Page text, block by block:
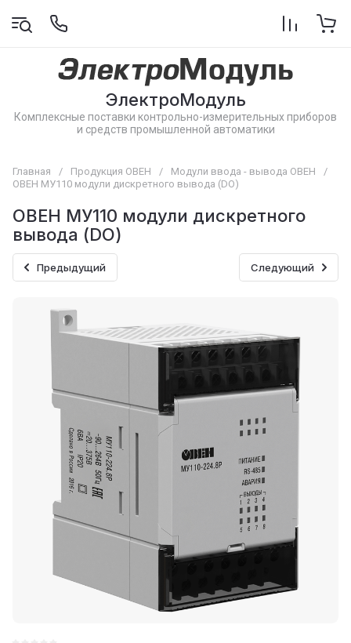
ЭлектроМодуль
Комплексные поставки контрольно-измерительных приборов
и средств промышленной автоматики
Главная / Продукция ОВЕН / Модули ввода - вывода ОВЕН
/
ОВЕН МУ110 модули дискретного вывода (DO)
ОВЕН МУ110 модули дискретного
вывода (DO)
Предыдущий Следующий